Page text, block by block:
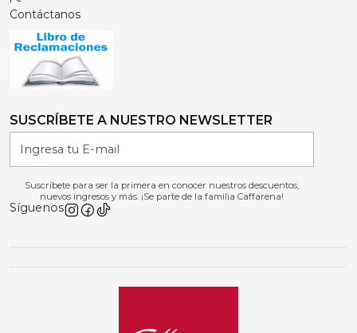
Contáctanos
SUSCRÍBETE A NUESTRO NEWSLETTER
Suscríbete para ser la primera en conocer nuestros descuentos,
nuevos ingresos y más. ¡Se parte de la familia Caffarena!
Síguenos